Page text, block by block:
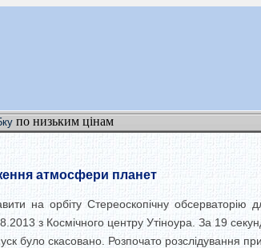
по низьким цінам
атмосфери планет
на орбіту Стереоскопічну обсерваторію
з Космічного центру Утіноура. За 19
було скасовано. Розпочато розслідування